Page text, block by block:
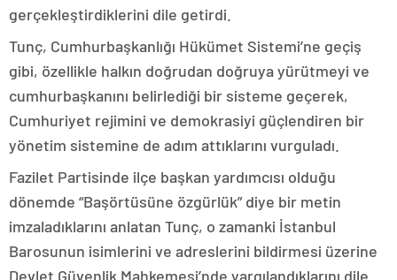
gerçekleştirdiklerini dile getirdi.
Tunç, Cumhurbaşkanlığı Hükümet Sistemi’ne geçiş
gibi, özellikle halkın doğrudan doğruya yürütmeyi ve
cumhurbaşkanını belirlediği bir sisteme geçerek,
Cumhuriyet rejimini ve demokrasiyi güçlendiren bir
yönetim sistemine de adım attıklarını vurguladı.
Fazilet Partisinde ilçe başkan yardımcısı olduğu
dönemde “Başörtüsüne özgürlük” diye bir metin
imzaladıklarını anlatan Tunç, o zamanki İstanbul
Barosunun isimlerini ve adreslerini bildirmesi üzerine
Devlet Güvenlik Mahkemesi’nde yargılandıklarını dile